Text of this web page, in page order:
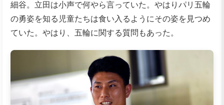
細谷。立田は小声で何やら言っていた。やはりパリ五輪
の勇姿を知る児童たちは食い入るようにその姿を見つめ
ていた。やはり、五輪に関する質問もあった。